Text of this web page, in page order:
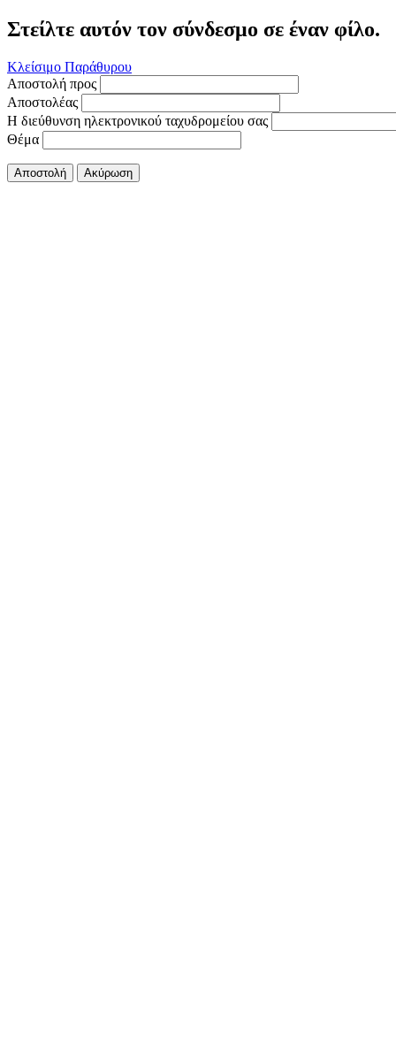
Στείλτε αυτόν τον σύνδεσμο σε έναν φίλο.
Κλείσιμο Παράθυρου
Αποστολή προς
Αποστολέας
Η διεύθυνση ηλεκτρονικού ταχυδρομείου σας
Θέμα
Αποστολή Ακύρωση